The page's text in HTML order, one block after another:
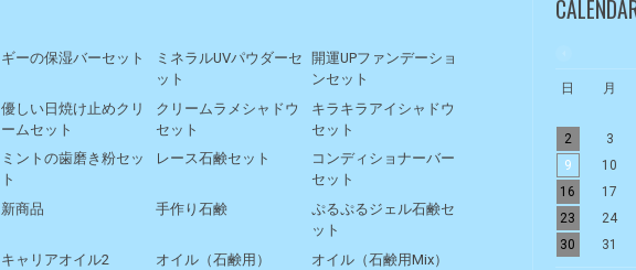
ギーの保湿バーセット
ミネラルUVパウダーセ
ット
開運UPファンデーショ
ンセット
優しい日焼け止めクリ
ームセット
クリームラメシャドウ
セット
キラキラアイシャドウ
セット
ミントの歯磨き粉セッ
ト
レース石鹸セット
コンディショナーバー
セット
新商品 手作り石鹸
ぷるぷるジェル石鹸セ
ット
キャリアオイル2 オイル（石鹸用）
オイル（石鹸用Mix）
日 月
2
3
9
10
16
17
23
24
30
31